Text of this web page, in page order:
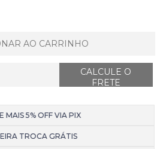
AO CARRINHO
MAIS 5% OFF VIA PIX
TROCA GRÁTIS